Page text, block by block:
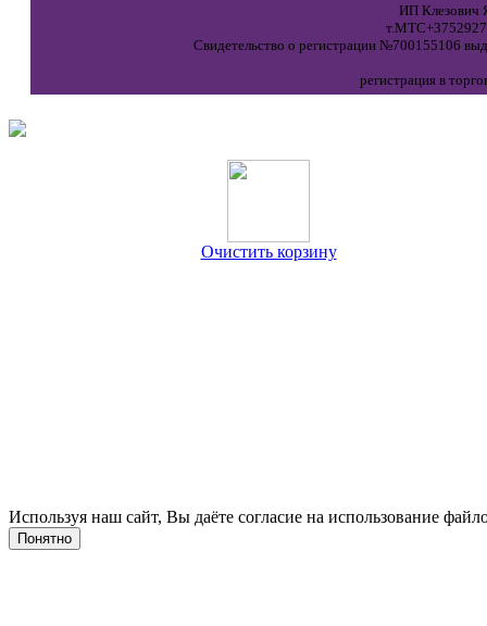
ИП Клезович
Свидетельство о регистрации №700155106
регистрация в
Очистить корзину
Используя наш сайт, Вы даёте согласие на использование
Понятно